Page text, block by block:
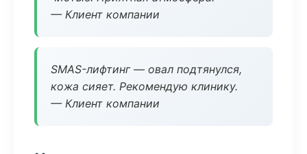
— Клиент компании
SMAS-лифтинг — овал подтянулся,
кожа сияет. Рекомендую клинику.
— Клиент компании